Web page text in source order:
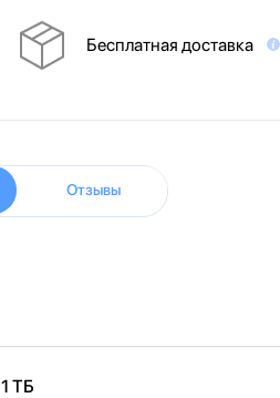
Бесплатная доставка
Отзывы
1 ТБ